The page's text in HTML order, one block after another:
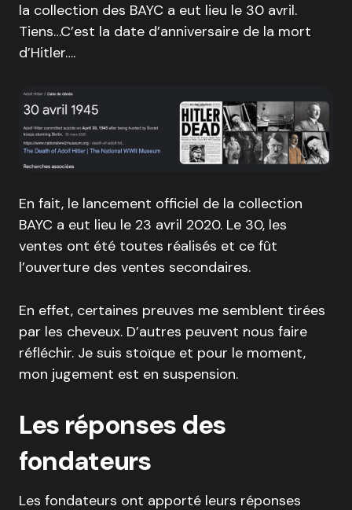
la collection des BAYC a eut lieu le 30 avril.
Tiens…C’est la date d’anniversaire de la mort
d’Hitler….
En fait, le lancement officiel de la collection
BAYC a eut lieu le 23 avril 2020. Le 30, les
ventes ont été toutes réalisés et ce fût
l’ouverture des ventes secondaires.
En effet, certaines preuves me semblent tirées
par les cheveux. D’autres peuvent nous faire
réfléchir. Je suis stoïque et pour le moment,
mon jugement est en suspension.
Les réponses des
fondateurs
Les fondateurs ont apporté leurs réponses